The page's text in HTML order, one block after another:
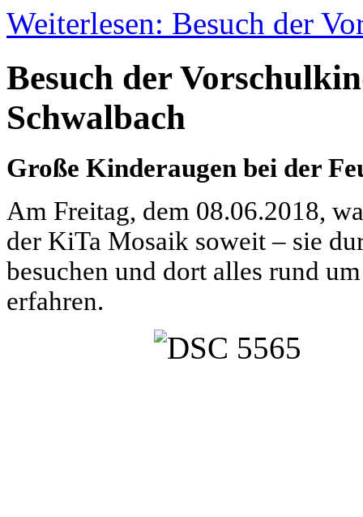
Weiterlesen: Besuch der
Besuch der
Schwalbach
Große Kinderaugen bei der
Am Freitag, dem 08.06.2018,
der KiTa Mosaik soweit – sie
besuchen und dort alles rund
erfahren.